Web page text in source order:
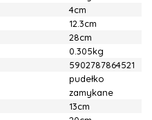
4cm
12.3cm
28cm
0.305kg
5902787864521
pudełko
zamykane
13cm